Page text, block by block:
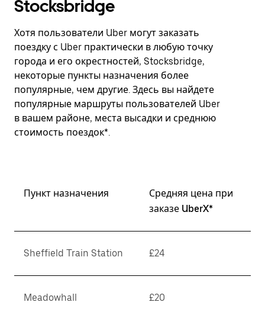
Stocksbridge
Хотя пользователи Uber могут заказать
поездку с Uber практически в любую точку
города и его окрестностей, Stocksbridge,
некоторые пункты назначения более
популярные, чем другие. Здесь вы найдете
популярные маршруты пользователей Uber
в вашем районе, места высадки и среднюю
стоимость поездок*.
Пункт назначения
Средняя цена при
заказе UberX*
Sheffield Train Station £24
Meadowhall £20